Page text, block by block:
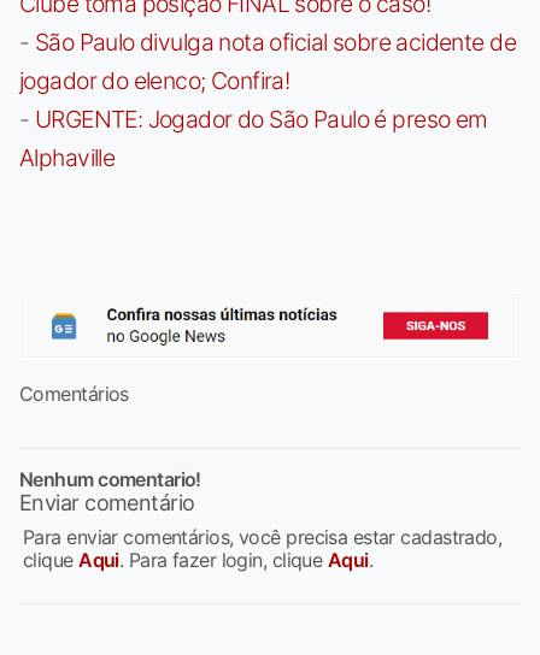
- São Paulo divulga nota oficial sobre acidente de
jogador do elenco; Confira!
- URGENTE: Jogador do São Paulo é preso em
Alphaville
Comentários
Nenhum comentario!
Enviar comentário
Para enviar comentários, você precisa estar cadastrado,
cliqueAqui. Para fazer login, clique Aqui.